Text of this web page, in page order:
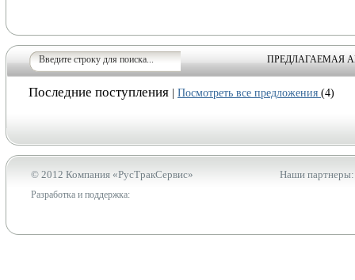
ПРЕДЛАГАЕМАЯ
Последние поступления Посмотреть все предложения (4)
© 2012 Компания «РусТракСервис»
Разработка и поддержка:
Наши партнеры: